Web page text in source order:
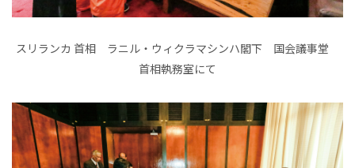
スリランカ 首相 ラニル・ウィクラマシンハ閣下 国会議事堂
首相執務室にて